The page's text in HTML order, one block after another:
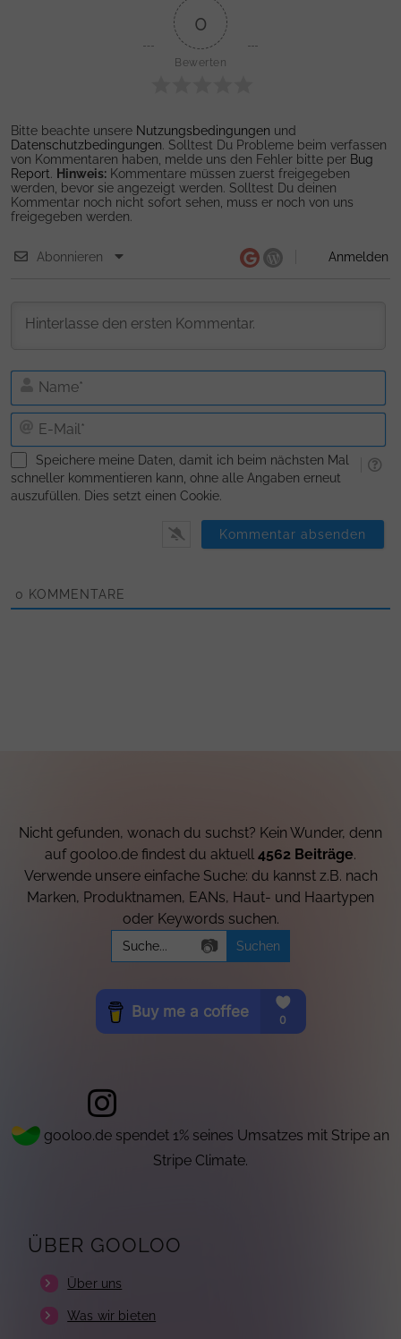
0
Bewerten
Bitte beachte unsere Nutzungsbedingungen und
Datenschutzbedingungen. Solltest Du Probleme beim verfassen
von Kommentaren haben, melde uns den Fehler bitte per Bug
Report. Hinweis: Kommentare müssen zuerst freigegeben
werden, bevor sie angezeigt werden. Solltest Du deinen
Kommentar noch nicht sofort sehen, muss er noch von uns
freigegeben werden.
Abonnieren Anmelden
E-
Speichere meine Daten, damit ich beim nächsten Mal
schneller kommentieren kann, ohne alle Angaben erneut
auszufüllen. Dies setzt einen Cookie.
0 KOMMENTARE
Nicht gefunden, wonach du suchst? Kein Wunder, denn
auf gooloo.de findest du aktuell 4562 Beiträge.
Verwende unsere einfache Suche: du kannst z.B. nach
Marken, Produktnamen, EANs, Haut- und Haartypen
oder Keywords suchen.
Search
for:
📷
gooloo.de spendet 1% seines Umsatzes mit Stripe an
Stripe Climate.
ÜBER GOOLOO
Über uns
Was wir bieten